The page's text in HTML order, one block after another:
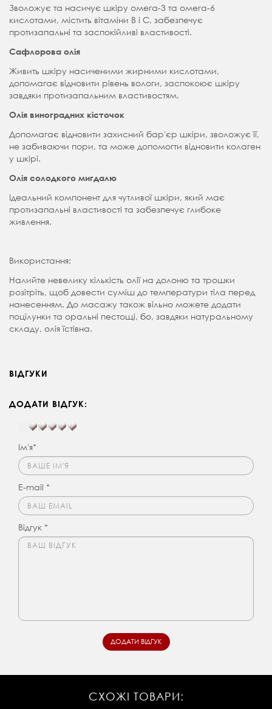
Зволожує та насичує шкіру омега-3 та омега-6
кислотами, містить вітаміни В і С, забезпечує
протизапальні та заспокійливі властивості.
Сафлорова олія
Живить шкіру насиченими жирними кислотами,
допомагає відновити рівень вологи, заспокоює шкіру
завдяки протизапальним властивостям.
Олія виноградних кісточок
Допомагає відновити захисний бар'єр шкіри, зволожує її,
не забиваючи пори, та може допомогти відновити колаген
у шкірі.
Олія солодкого мигдалю
Ідеальний компонент для чутливої ​​шкіри, який має
протизапальні властивості та забезпечує глибоке
живлення.
Використання:
Налийте невелику кількість олії на долоню та трошки
розітріть, щоб довести суміш до температури тіла перед
нанесенням. До масажу також вільно можете додати
поцілунки та оральні пестощі, бо, завдяки натуральному
складу, олія їстівна.
ВІДГУКИ
ДОДАТИ ВІДГУК:
Ім'я*
E-mail *
Відгук *
СХОЖІ ТОВАРИ: